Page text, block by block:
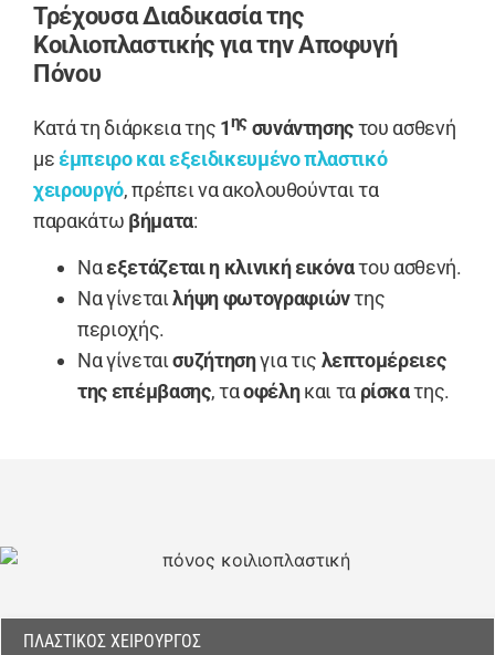
Τρέχουσα Διαδικασία της
Κοιλιοπλαστικής για την Αποφυγή
Πόνου
Κατά τη διάρκεια της 1ηςσυνάντησηςτου ασθενή
μεέμπειρο και εξειδικευμένο πλαστικό
χειρουργό, πρέπει να ακολουθούνται τα
παρακάτω βήματα:
Ναεξετάζεται η κλινική εικόνατου ασθενή.
Να γίνεταιλήψη φωτογραφιώντης
περιοχής.
Να γίνεταισυζήτησηγια τις λεπτομέρειες
της επέμβασης, ταοφέληκαι τα ρίσκατης.
ΠΛΑΣΤΙΚΌΣ ΧΕΙΡΟΥΡΓΌΣ